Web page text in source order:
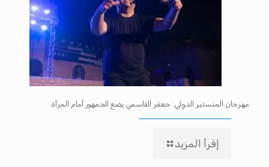
مهرجان المنستير الدولي: جعفر القاسمي يضع الجمهور أمام المرآة
إقرأ المزيد